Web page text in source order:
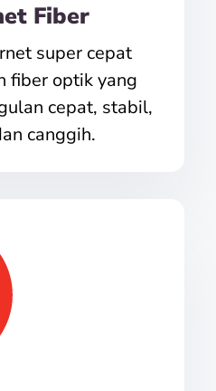
Fiber
super cepat
fiber optik yang
cepat, stabil,
canggih.